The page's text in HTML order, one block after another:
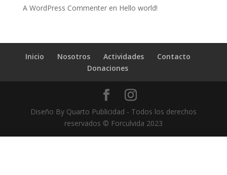
A WordPress Commenteren Hello world!
Inicio Nosotros Actividades
Contacto
Donaciones
Diseño By Quarto Publicidad - Todos los derechos
reservados © Forculvida 2023